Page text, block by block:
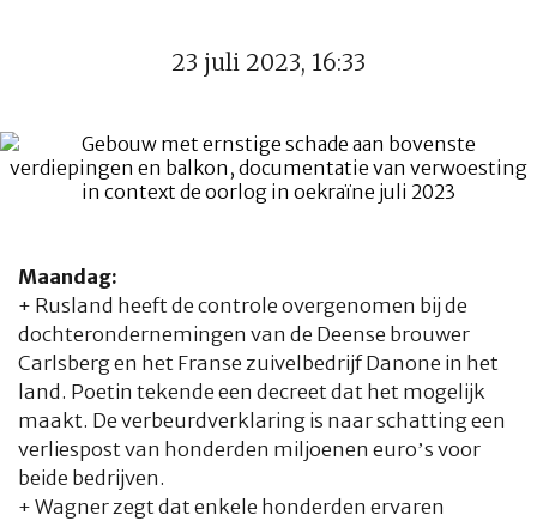
23 juli 2023, 16:33
Maandag:
+ Rusland heeft de controle overgenomen bij de
dochterondernemingen van de Deense brouwer
Carlsberg en het Franse zuivelbedrijf Danone in het
land. Poetin tekende een decreet dat het mogelijk
maakt. De verbeurdverklaring is naar schatting een
verliespost van honderden miljoenen euro’s voor
beide bedrijven.
+ Wagner zegt dat enkele honderden ervaren